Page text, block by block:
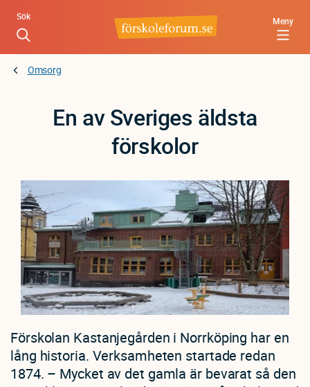
Hoppa
huvudinnehåll
Meny
Sök
Omsorg
En av Sveriges äldsta
förskolor
Förskolan Kastanjegården i Norrköping har en
lång historia. Verksamheten startade redan
1874. – Mycket av det gamla är bevarat så den